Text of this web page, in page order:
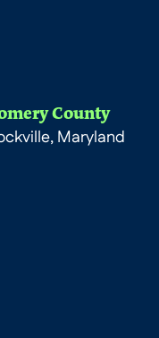
County
Maryland